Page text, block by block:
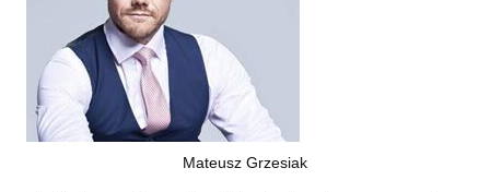
Mateusz Grzesiak